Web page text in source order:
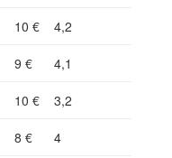
10 € 4,2
9 € 4,1
10 € 3,2
8 € 4